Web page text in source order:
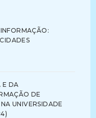
E DA
DE
UNIVERSIDADE